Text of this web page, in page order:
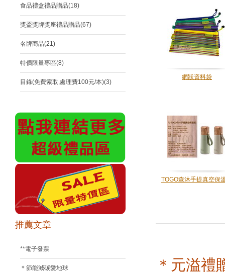
網狀資料袋
TOGO森沐手提真空保
＊元溢禮
食品禮盒禮品贈品(18)
獎盃獎牌獎座禮品贈品(67)
名牌商品(21)
特價限量專區(8)
目錄(免費索取,處理費100元/本)(3)
推薦文章
**電子發票
＊節能減碳愛地球